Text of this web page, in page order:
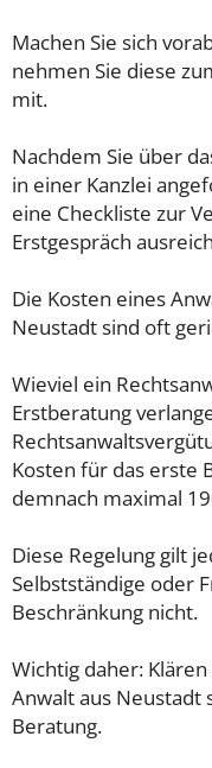
Machen Sie sich
nehmen Sie diese
mit.
Nachdem Sie über
in einer Kanzlei
eine Checkliste zur
Erstgespräch
Die Kosten eines
Neustadt sind oft
Wieviel ein
Erstberatung
Kosten für das erste
demnach maximal
Diese Regelung gilt
Selbstständige oder
Beschränkung nicht.
Wichtig daher:
Anwalt aus Neustadt
Beratung.